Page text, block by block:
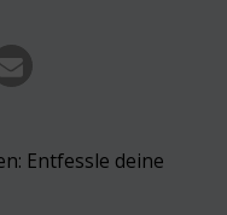
Entfessle deine